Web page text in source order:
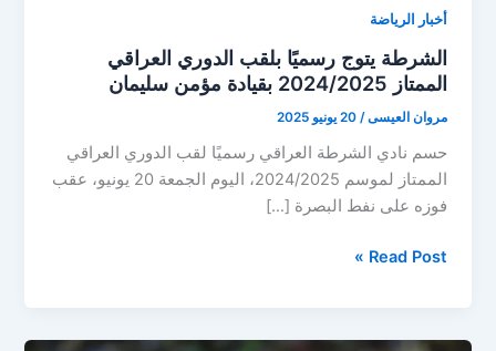
أخبار الرياضة
الشرطة يتوج رسميًا بلقب الدوري العراقي
الممتاز 2024/2025 بقيادة مؤمن سليمان
مروان العيسى/20 يونيو 2025
حسم نادي الشرطة العراقي رسميًا لقب الدوري العراقي
الممتاز لموسم 2024/2025، اليوم الجمعة 20 يونيو، عقب
فوزه على نفط البصرة […]
الشرطة
بلقب
Read Post »